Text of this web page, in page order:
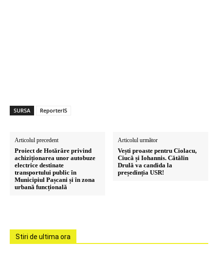
SURSA ReporterIS
Articolul precedent
Proiect de Hotărâre privind
achiziționarea unor autobuze
electrice destinate
transportului public în
Municipiul Pașcani și în zona
urbană funcțională
Articolul următor
Vești proaste pentru Ciolacu,
Ciucă și Iohannis. Cătălin
Drulă va candida la
președinția USR!
Stiri de ultima ora